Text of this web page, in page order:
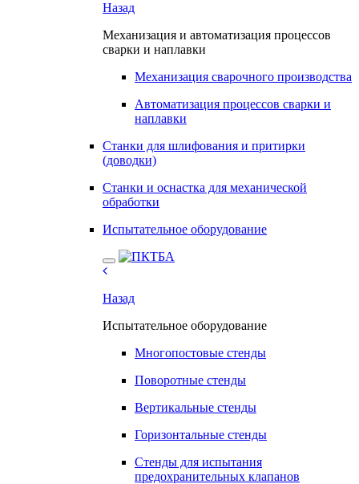
Назад
Механизация и автоматизация процессов
сварки и наплавки
Механизация сварочного производства
Автоматизация процессов сварки и
наплавки
Станки для шлифования и притирки
(доводки)
Станки и оснастка для механической
обработки
Испытательное оборудование
Назад
Испытательное оборудование
Многопостовые стенды
Поворотные стенды
Вертикальные стенды
Горизонтальные стенды
Стенды для испытания
предохранительных клапанов